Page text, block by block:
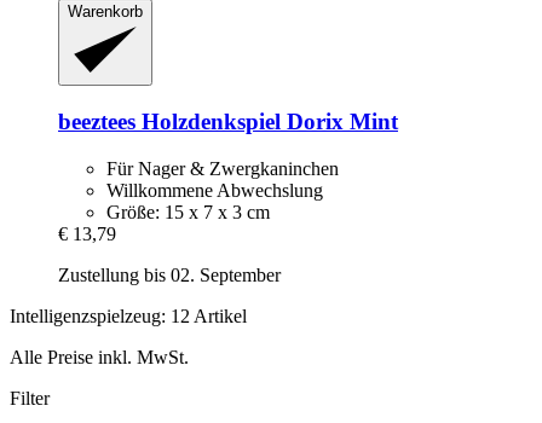
Warenkorb
beeztees Holzdenkspiel Dorix Mint
Für Nager & Zwergkaninchen
Willkommene Abwechslung
Größe: 15 x 7 x 3 cm
€ 13,79
Zustellung bis 02. September
Intelligenzspielzeug: 12 Artikel
Alle Preise inkl. MwSt.
Filter